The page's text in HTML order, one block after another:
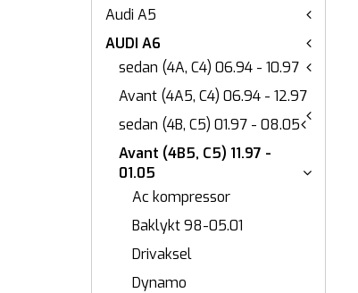
Audi A5
AUDI A6
sedan (4A, C4) 06.94 - 10.97
Avant (4A5, C4) 06.94 - 12.97
sedan (4B, C5) 01.97 - 08.05
Avant (4B5, C5) 11.97 -
01.05
Ac kompressor
Baklykt 98-05.01
Drivaksel
Dynamo